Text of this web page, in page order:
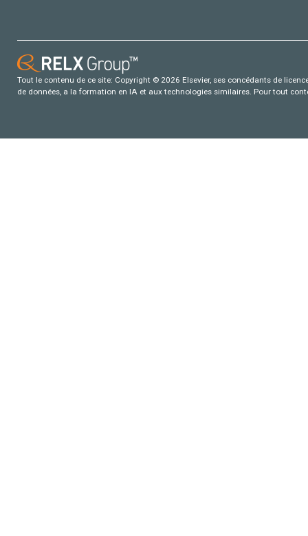
Tout le contenu de ce site: Copyright © 2026 Elsevier, ses concédants de
de données, a la formation en IA et aux technologies similaires. Pour tout